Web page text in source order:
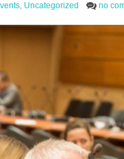
, Uncategorized no